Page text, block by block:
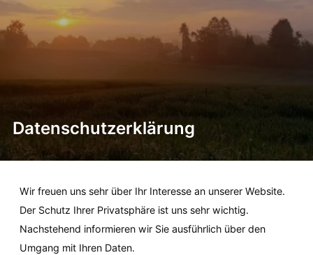
Datenschutzerklärung
Wir freuen uns sehr über Ihr Interesse an unserer Website.
Der Schutz Ihrer Privatsphäre ist uns sehr wichtig.
Nachstehend informieren wir Sie ausführlich über den
Umgang mit Ihren Daten.